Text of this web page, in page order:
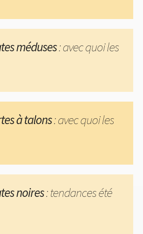
méduses: avec quoi les
à talons: avec quoi les
noires: tendances été